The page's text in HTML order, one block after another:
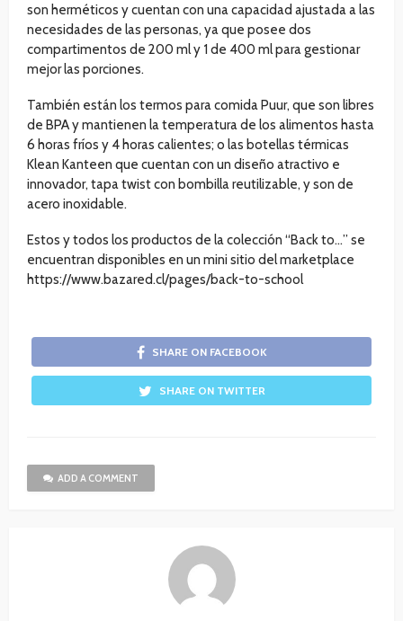
son herméticos y cuentan con una capacidad ajustada a las
necesidades de las personas, ya que posee dos
compartimentos de 200 ml y 1 de 400 ml para gestionar
mejor las porciones.
También están los termos para comida Puur, que son libres
de BPA y mantienen la temperatura de los alimentos hasta
6 horas fríos y 4 horas calientes; o las botellas térmicas
Klean Kanteen que cuentan con un diseño atractivo e
innovador, tapa twist con bombilla reutilizable, y son de
acero inoxidable.
Estos y todos los productos de la colección “Back to…” se
encuentran disponibles en un mini sitio del marketplace
https://www.bazared.cl/pages/back-to-school
SHARE ON FACEBOOK
SHARE ON TWITTER
ADD A COMMENT